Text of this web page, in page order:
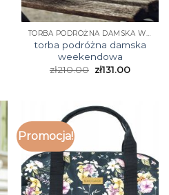
TORBA PODRÓŻNA DAMSKA WEEKENDOWA
torba podróżna damska
weekendowa
zł210.00 zł131.00
Promocja!